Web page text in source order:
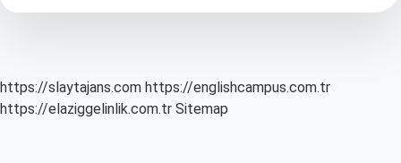
Yapılır
https://slaytajans.com https://englishcampus.com.tr
https://elaziggelinlik.com.tr Sitemap